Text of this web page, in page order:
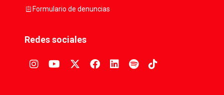
assignmentFormulario de denuncias
Redes sociales